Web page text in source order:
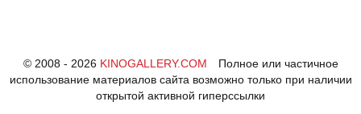
© 2008 - 2026 KINOGALLERY.COM
Полное или частичное
использование материалов сайта возможно только при наличии
открытой активной гиперссылки